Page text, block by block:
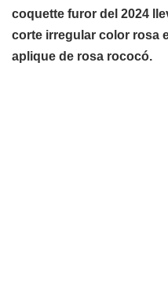
coquette furor del 2024
corte irregular color rosa
aplique de rosa rococó.